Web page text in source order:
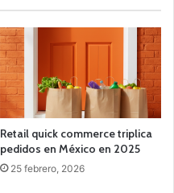
Retail quick commerce triplica
pedidos en México en 2025
25 febrero, 2026